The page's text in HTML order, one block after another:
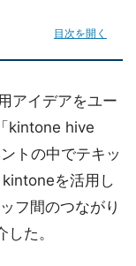
目次を開く
アイデアをユー
kintone hive
トの中でテキッ
を活用し
フ間のつながり
た。